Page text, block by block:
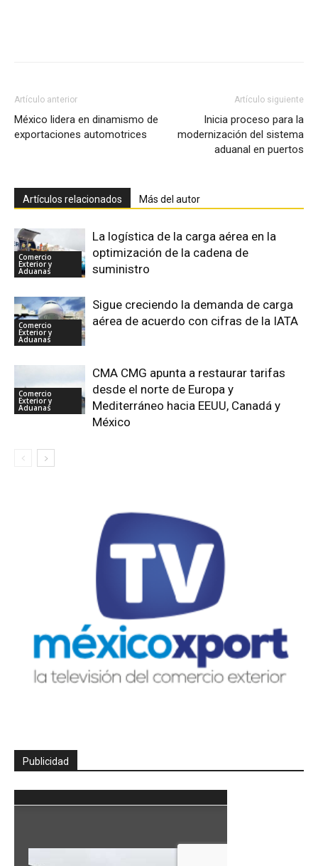
Artículo anterior
México lidera en dinamismo de
exportaciones automotrices
Artículo siguiente
Inicia proceso para la
modernización del sistema
aduanal en puertos
Artículos relacionados Más del autor
Comercio
Exterior y
Aduanas
La logística de la carga aérea en la
optimización de la cadena de
suministro
Comercio
Exterior y
Aduanas
Sigue creciendo la demanda de carga
aérea de acuerdo con cifras de la IATA
Comercio
Exterior y
Aduanas
CMA CMG apunta a restaurar tarifas
desde el norte de Europa y
Mediterráneo hacia EEUU, Canadá y
México
Publicidad